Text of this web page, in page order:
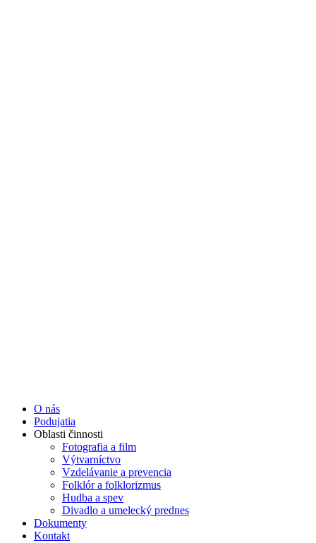
O nás
Podujatia
Oblasti činnosti
Fotografia a film
Výtvarníctvo
Vzdelávanie a prevencia
Folklór a folklorizmus
Hudba a spev
Divadlo a umelecký prednes
Dokumenty
Kontakt